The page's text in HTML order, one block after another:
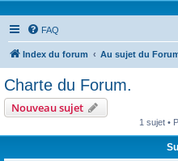
FAQ
Index du forum Au sujet du
Charte du Forum.
Nouveau sujet
1 sujet •